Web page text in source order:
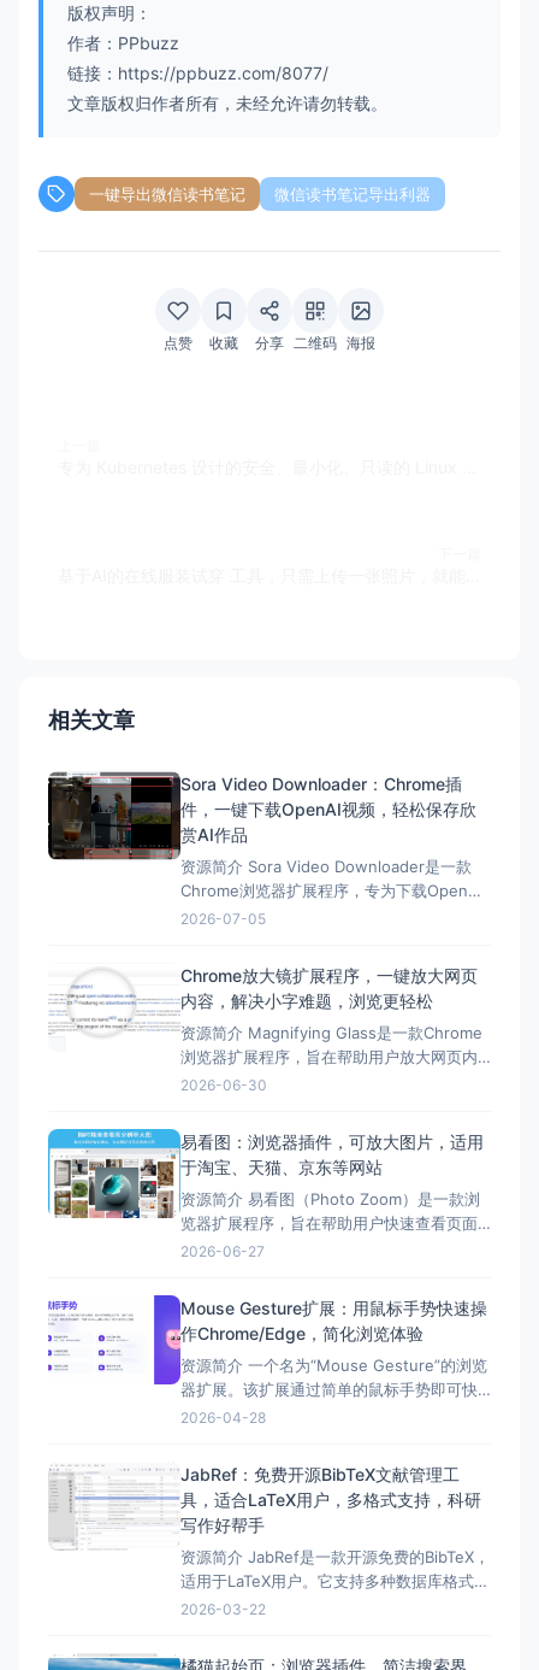
版权声明：
作者：PPbuzz
链接：https://ppbuzz.com/8077/
文章版权归作者所有，未经允许请勿转载。
一键导出微信读书笔记 微信读书笔记导出利器
点赞 收藏 分享 二维码 海报
相关文章
Sora Video Downloader：Chrome插
件，一键下载OpenAI视频，轻松保存欣
赏AI作品
资源简介 Sora Video Downloader是一款
Chrome浏览器扩展程序，专为下载OpenAI
Sora生成的视频而设计。 这款插件简化了下
种核心功能，包括一键下载、兼容Sora 2
2026-07-05
Chrome放大镜扩展程序，一键放大网页
内容，解决小字难题，浏览更轻松
资源简介 Magnifying Glass是一款Chrome
浏览器扩展程序，旨在帮助用户放大网页内
容，解决小字看不清的问题。 它通过显示缩
放大的功能，用户只需按下快捷键或使用右
键菜单即可启动放大镜功能。 除此之
2026-06-30
易看图：浏览器插件，可放大图片，适用
于淘宝、天猫、京东等网站
资源简介 易看图（Photo Zoom）是一款浏
览器扩展程序，旨在帮助用户快速查看页面
中缩略图对应的高清大图。 它通过智能看图
上，即可展示相应的高分辨率图片，无需点
击。 此外，易看图还提供了多种功能，如丰
富的快
2026-06-27
Mouse Gesture扩展：用鼠标手势快速操
作Chrome/Edge，简化浏览体验
资源简介 一个名为“Mouse Gesture”的浏览
器扩展。该扩展通过简单的鼠标手势即可快
速完成各种操作，提高浏览体验。 该扩展的
能。 该扩展简单易用，功能强大，适合各种
使用场景。感兴趣的小伙伴们，不妨试一试
哦
2026-04-28
JabRef：免费开源BibTeX文献管理工
具，适合LaTeX用户，多格式支持，科研
写作好帮手
资源简介 JabRef是一款开源免费的BibTeX，
适用于LaTeX用户。它支持多种数据库格式，
便于科研写作，帮助科研人员高效收集、组
2026-03-22
橘猫起始页：浏览器插件，简洁搜索界